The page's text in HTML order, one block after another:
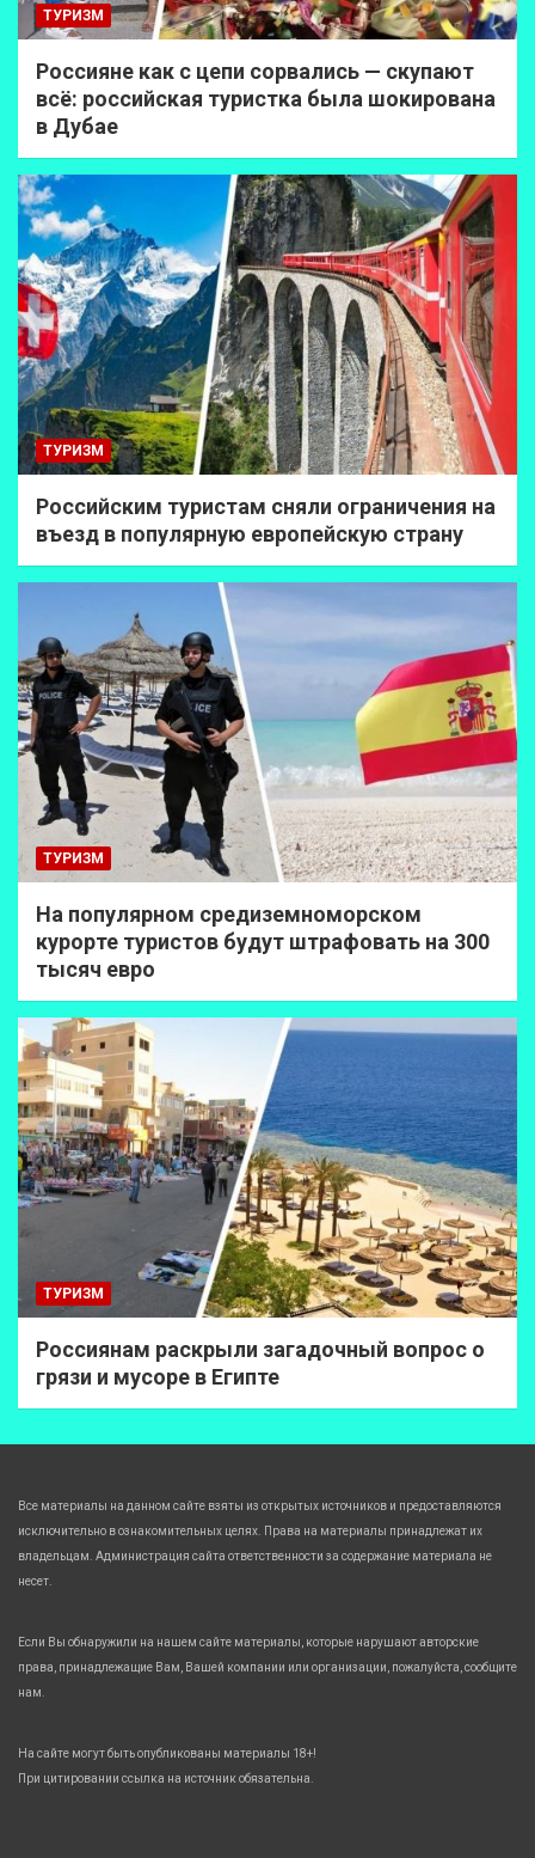
ТУРИЗМ
Россияне как с цепи сорвались — скупают
всё: российская туристка была шокирована
в Дубае
ТУРИЗМ
Российским туристам сняли ограничения на
въезд в популярную европейскую страну
ТУРИЗМ
На популярном средиземноморском
курорте туристов будут штрафовать на 300
тысяч евро
ТУРИЗМ
Россиянам раскрыли загадочный вопрос о
грязи и мусоре в Египте
Все материалы на данном сайте взяты из открытых источников и предоставляются
исключительно в ознакомительных целях. Права на материалы принадлежат их
владельцам. Администрация сайта ответственности за содержание материала не
несет.
Если Вы обнаружили на нашем сайте материалы, которые нарушают авторские
права, принадлежащие Вам, Вашей компании или организации, пожалуйста, сообщите
нам.
На сайте могут быть опубликованы материалы 18+!
При цитировании ссылка на источник обязательна.